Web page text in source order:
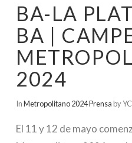
BA-LA
BA |
2024
InMetropolitano 2024 Prensa by
El 11 y 12 de mayo